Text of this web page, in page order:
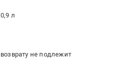
0,9 л
возврату не подлежит